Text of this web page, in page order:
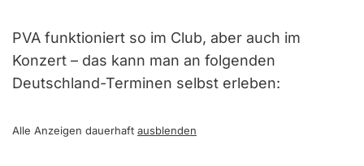
PVA funktioniert so im Club, aber auch im
Konzert – das kann man an folgenden
Deutschland-Terminen selbst erleben:
Alle Anzeigen dauerhaft ausblenden